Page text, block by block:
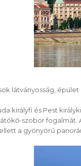
látványosság,
királyfi és Pest
szobor fogalmát.
a gyönyörű